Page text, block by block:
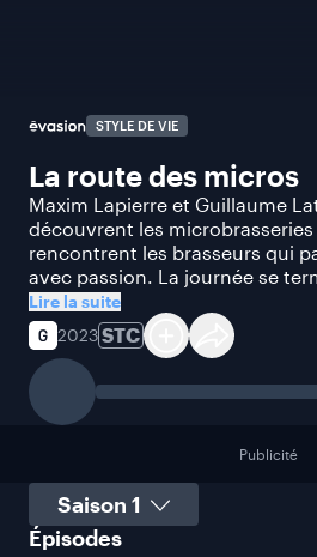
STYLE DE VIE
La route des micros
Maxim Lapierre et Guillaume
découvrent les
rencontrent les brasseurs qui
avec passion. La journée se
Lire la suite
2023STC
Publicité
Sélectionner une saison
Épisodes